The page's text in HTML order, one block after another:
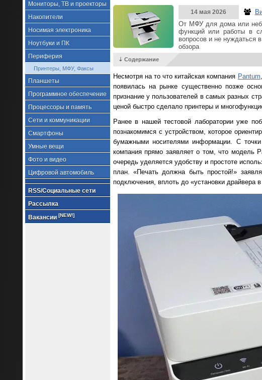
Мониторы, ТВ и проекторы
Накопители
Носимая электроника
Ноутбуки и ПК
Периферия
Принтеры, МФУ, Факсы
Планшеты
Программное обеспечение
Процессоры и память
Сети и коммуникации
Смартфоны
Умные вещи
Фото и видео
Цифровой автомобиль
RSS/Социальные сети
Рассылка
Вакансии [NEW!]
14 мая 2026
От МФУ для дома или
функций или работы в
вопросов и не нуждаться
обзора
⇣ Содержание
Несмотря на то что китайская компания Pantum
появилась на рынке существенно позже
признание у пользователей в самых разных
ценой быстро сделало принтеры и
Ранее в нашей тестовой лаборатории уже
познакомимся с устройством, которое
бумажными носителями информации. С
компания прямо заявляет о том, что модель
очередь уделяется удобству и простоте
план. «Печать должна быть простой!»
подключения, вплоть до «установки драйвера